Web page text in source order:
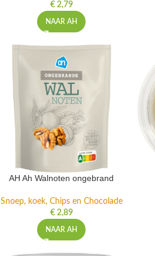
€2,79
NAAR AH
AH Ah Walnoten ongebrand
Snoep, koek, Chips en Chocolade
€2,89
NAAR AH